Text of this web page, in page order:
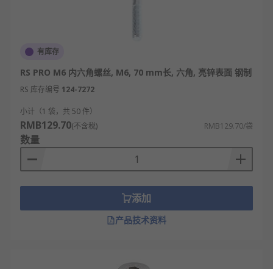
有库存
RS PRO M6 内六角螺丝, M6, 70 mm长, 六角, 亮锌表面 钢制
RS 库存编号 124-7272
小计（1 袋，共 50 件）
RMB129.70(不含税) RMB129.70/袋
数量
添加
产品技术资料